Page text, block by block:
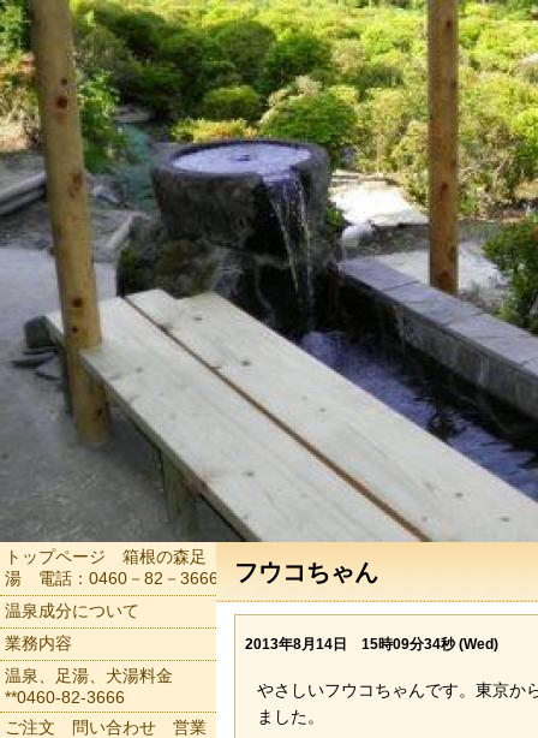
フウコちゃん
2013年8月14日 15時09分34秒 (Wed)
やさしいフウコちゃんです。東京か
ました。
トップページ 箱根の森足
湯 電話：0460－82－3666
温泉成分について
業務内容
温泉、足湯、犬湯料金
**0460-82-3666
ご注文 問い合わせ 営業